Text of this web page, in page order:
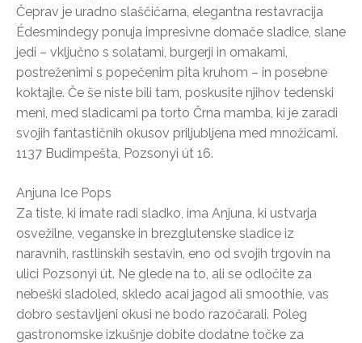
Čeprav je uradno slaščičarna, elegantna restavracija
Édesmindegy ponuja impresivne domače sladice, slane
jedi – vključno s solatami, burgerji in omakami,
postreženimi s popečenim pita kruhom – in posebne
koktajle. Če še niste bili tam, poskusite njihov tedenski
meni, med sladicami pa torto Črna mamba, ki je zaradi
svojih fantastičnih okusov priljubljena med množicami.
1137 Budimpešta, Pozsonyi út 16.
Anjuna Ice Pops
Za tiste, ki imate radi sladko, ima Anjuna, ki ustvarja
osvežilne, veganske in brezglutenske sladice iz
naravnih, rastlinskih sestavin, eno od svojih trgovin na
ulici Pozsonyi út. Ne glede na to, ali se odločite za
nebeški sladoled, skledo acai jagod ali smoothie, vas
dobro sestavljeni okusi ne bodo razočarali. Poleg
gastronomske izkušnje dobite dodatne točke za